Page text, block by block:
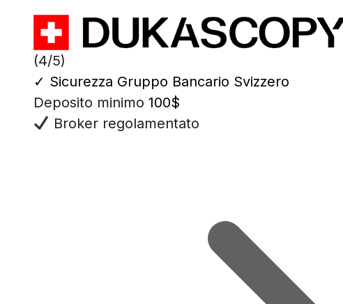
(4/5)
✓ Sicurezza Gruppo Bancario Svizzero
Deposito minimo 100$
Broker regolamentato